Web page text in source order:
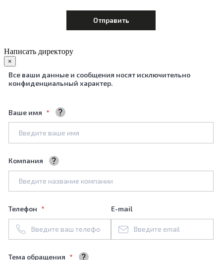
Написать директору
×
Все ваши данные и сообщения носят исключительно
конфиденциальный характер.
Ваше имя
Компания
Телефон E-mail
Тема обращения